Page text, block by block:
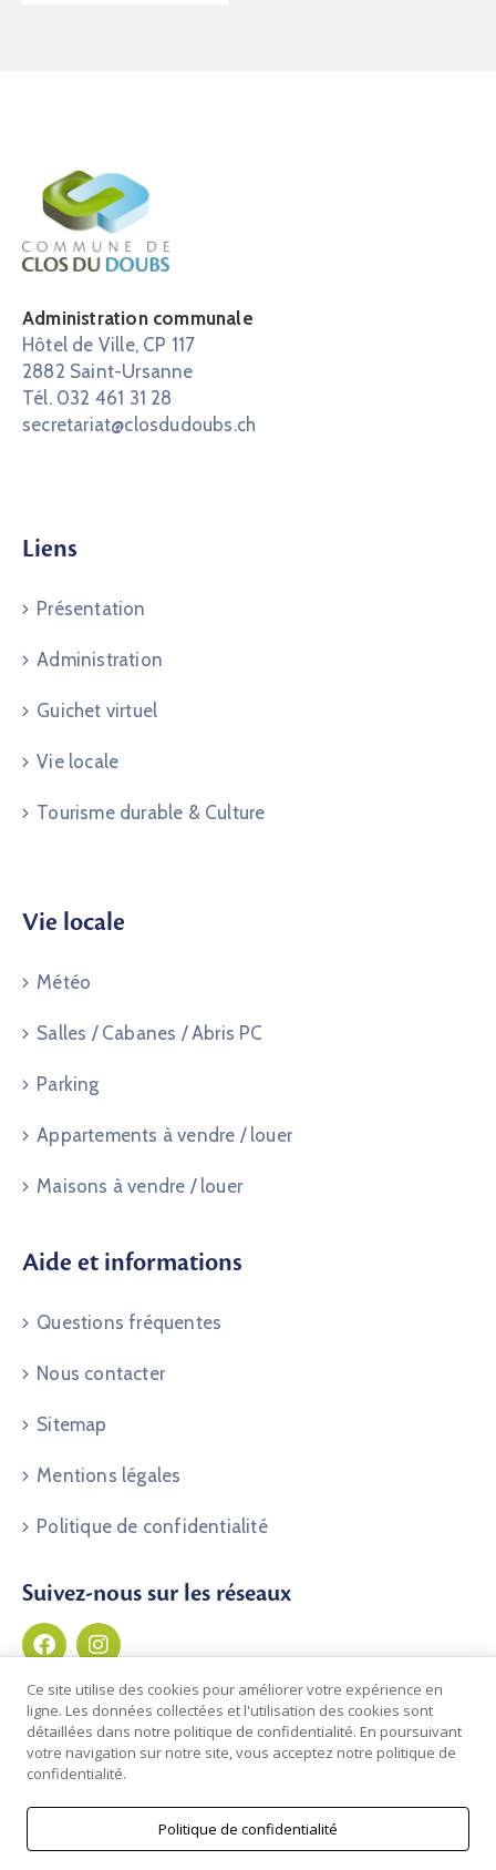
Administration communale
Hôtel de Ville, CP 117
2882 Saint-Ursanne
Tél. 032 461 31 28
secretariat@closdudoubs.ch
Liens
Présentation
Administration
Guichet virtuel
Vie locale
Tourisme durable & Culture
Vie locale
Météo
Salles / Cabanes / Abris PC
Parking
Appartements à vendre / louer
Maisons à vendre / louer
Aide et informations
Questions fréquentes
Nous contacter
Sitemap
Mentions légales
Politique de confidentialité
Suivez-nous sur les réseaux
© 2026 Commune de Clos du Doubs | Développé par
Ce site utilise des cookies pour améliorer votre expérience en
ligne. Les données collectées et l'utilisation des cookies sont
détaillées dans notre politique de confidentialité. En poursuivant
votre navigation sur notre site, vous acceptez notre politique de
confidentialité.
Politique de confidentialité